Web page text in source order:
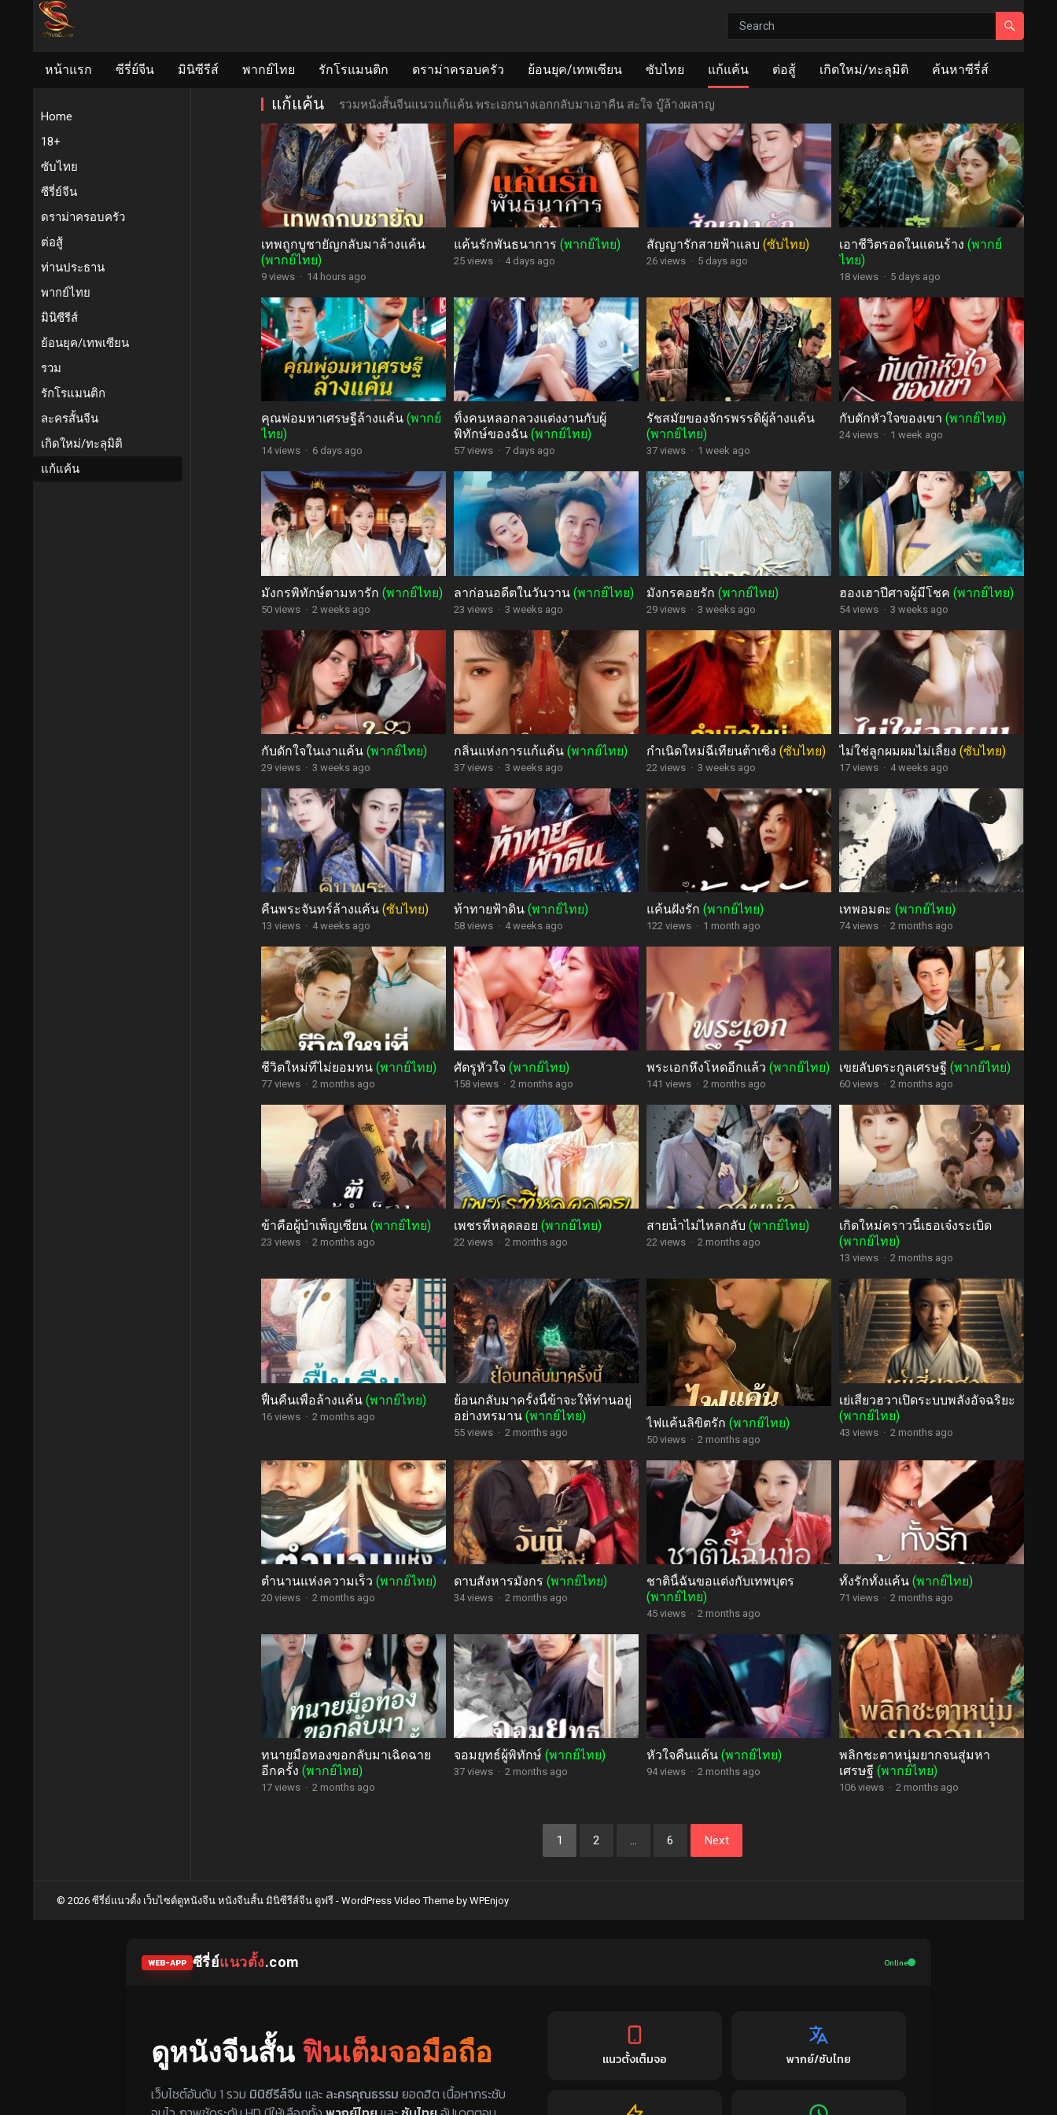
หน้าแรก ซีรี่ย์จีน มินิซีรีส์ พากย์ไทย รักโรแมนติก ดราม่าครอบครัว ย้อนยุค/เทพเซียน ซับไทย แก้แค้น ต่อสู้ เกิดใหม่/ทะลุมิติ ค้นหาซีรี่ส์
Home
18+
ซับไทย
ซีรี่ย์จีน
ดราม่าครอบครัว
ต่อสู้
ท่านประธาน
พากย์ไทย
มินิซีรีส์
ย้อนยุค/เทพเซียน
รวม
รักโรแมนติก
ละครสั้นจีน
เกิดใหม่/ทะลุมิติ
แก้แค้น
แก้แค้น รวมหนังสั้นจีนแนวแก้แค้น พระเอกนางเอกกลับมาเอาคืน สะใจ บู๊ล้างผลาญ
เทพถูกบูชายัญกลับมาล้างแค้น
(พากย์ไทย)
9 views · 14 hours ago
แค้นรักพันธนาการ (พากย์ไทย)
25 views · 4 days ago
สัญญารักสายฟ้าแลบ (ซับไทย)
26 views · 5 days ago
เอาชีวิตรอดในแดนร้าง (พากย์
ไทย)
18 views · 5 days ago
คุณพ่อมหาเศรษฐีล้างแค้น (พากย์
ไทย)
14 views · 6 days ago
ทิ้งคนหลอกลวงแต่งงานกับผู้
พิทักษ์ของฉัน (พากย์ไทย)
57 views · 7 days ago
รัชสมัยของจักรพรรดิผู้ล้างแค้น
(พากย์ไทย)
37 views · 1 week ago
กับดักหัวใจของเขา (พากย์ไทย)
24 views · 1 week ago
มังกรพิทักษ์ตามหารัก (พากย์ไทย)
50 views · 2 weeks ago
ลาก่อนอดีตในวันวาน (พากย์ไทย)
23 views · 3 weeks ago
มังกรคอยรัก (พากย์ไทย)
29 views · 3 weeks ago
ฮองเฮาปีศาจผู้มีโชค (พากย์ไทย)
54 views · 3 weeks ago
กับดักใจในเงาแค้น (พากย์ไทย)
29 views · 3 weeks ago
กลิ่นแห่งการแก้แค้น (พากย์ไทย)
37 views · 3 weeks ago
กำเนิดใหม่ฉีเทียนต้าเซิ่ง (ซับไทย)
22 views · 3 weeks ago
ไม่ใช่ลูกผมผมไม่เลี้ยง (ซับไทย)
17 views · 4 weeks ago
คืนพระจันทร์ล้างแค้น (ซับไทย)
13 views · 4 weeks ago
ท้าทายฟ้าดิน (พากย์ไทย)
58 views · 4 weeks ago
แค้นฝังรัก (พากย์ไทย)
122 views · 1 month ago
เทพอมตะ (พากย์ไทย)
74 views · 2 months ago
ชีวิตใหม่ที่ไม่ยอมทน (พากย์ไทย)
77 views · 2 months ago
ศัตรูหัวใจ (พากย์ไทย)
158 views · 2 months ago
พระเอกหึงโหดอีกแล้ว (พากย์ไทย)
141 views · 2 months ago
เขยลับตระกูลเศรษฐี (พากย์ไทย)
60 views · 2 months ago
ข้าคือผู้บำเพ็ญเซียน (พากย์ไทย)
23 views · 2 months ago
เพชรที่หลุดลอย (พากย์ไทย)
22 views · 2 months ago
สายน้ำไม่ไหลกลับ (พากย์ไทย)
22 views · 2 months ago
เกิดใหม่คราวนี้เธอเจ๋งระเบิด
(พากย์ไทย)
13 views · 2 months ago
ฟื้นคืนเพื่อล้างแค้น (พากย์ไทย)
16 views · 2 months ago
ย้อนกลับมาครั้งนี้ข้าจะให้ท่านอยู่
อย่างทรมาน (พากย์ไทย)
55 views · 2 months ago
ไฟแค้นลิขิตรัก (พากย์ไทย)
50 views · 2 months ago
เย่เสี่ยวฮวาเปิดระบบพลังอัจฉริยะ
(พากย์ไทย)
43 views · 2 months ago
ตำนานแห่งความเร็ว (พากย์ไทย)
20 views · 2 months ago
ดาบสังหารมังกร (พากย์ไทย)
34 views · 2 months ago
ชาตินี้ฉันขอแต่งกับเทพบุตร
(พากย์ไทย)
45 views · 2 months ago
ทั้งรักทั้งแค้น (พากย์ไทย)
71 views · 2 months ago
ทนายมือทองขอกลับมาเฉิดฉาย
อีกครั้ง (พากย์ไทย)
17 views · 2 months ago
จอมยุทธ์ผู้พิทักษ์ (พากย์ไทย)
37 views · 2 months ago
หัวใจคืนแค้น (พากย์ไทย)
94 views · 2 months ago
พลิกชะตาหนุ่มยากจนสู่มหา
เศรษฐี (พากย์ไทย)
106 views · 2 months ago
1 2 … 6 Next
© 2026 ซีรี่ย์แนวตั้ง เว็บไซต์ดูหนังจีน หนังจีนสั้น มินิซีรีส์จีน ดูฟรี - WordPress Video Theme by WPEnjoy
WEB-APP ซีรี่ย์แนวตั้ง.com Online
ดูหนังจีนสั้น ฟินเต็มจอมือถือ
เว็บไซต์อันดับ 1 รวม มินิซีรีส์จีน และ ละครคุณธรรม ยอดฮิต เนื้อหากระชับ
แนวตั้งเต็มจอ พากย์/ซับไทย